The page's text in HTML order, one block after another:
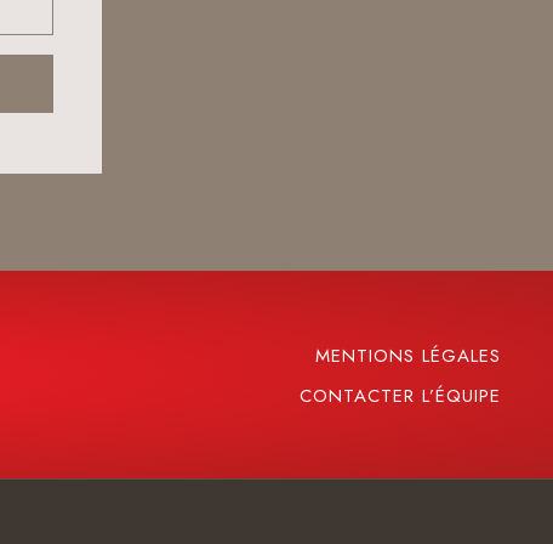
MENTIONS LÉGALES
CONTACTER L’ÉQUIPE